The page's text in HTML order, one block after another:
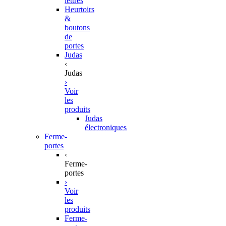
Heurtoirs
&
boutons
de
portes
Judas
‹
Judas
›
Voir
les
produits
Judas
électroniques
Ferme-
portes
‹
Ferme-
portes
›
Voir
les
produits
Ferme-